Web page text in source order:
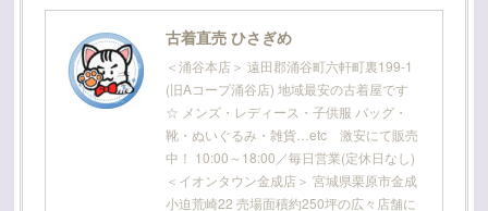
古着直売 ひさぎめ
＜涌谷本店＞ 遠田郡涌谷町六軒町裏199-1
(旧Aコープ涌谷店) 地域最安の古着屋です
☆ メンズ・レディース・子供服 バッグ・
靴・ぬいぐるみ・雑貨…etc 激安にて販売
中！ 10:00～18:00／毎日営業(定休日なし)
＜イオンタウン金成店＞ 宮城県栗原市金成
小迫荒崎22 売場面積約250坪の広々店舗に